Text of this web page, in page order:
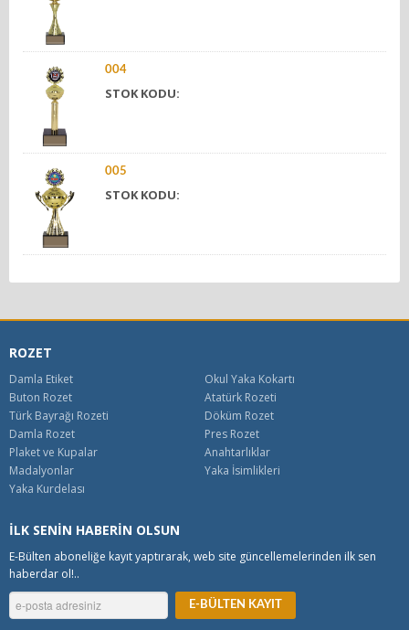
004
STOK KODU:
005
STOK KODU:
ROZET
Damla Etiket
Okul Yaka Kokartı
Buton Rozet
Atatürk Rozeti
Türk Bayrağı Rozeti
Döküm Rozet
Damla Rozet
Pres Rozet
Plaket ve Kupalar
Anahtarlıklar
Madalyonlar
Yaka İsimlikleri
Yaka Kurdelası
İLK SENİN HABERİN OLSUN
E-Bülten aboneliğe kayıt yaptırarak, web site güncellemelerinden ilk sen
haberdar ol!..